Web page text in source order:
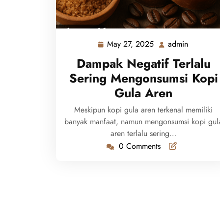
May 27, 2025 May
27,
2025
admin
Dampak Negatif Terlalu
Sering Mengonsumsi Kopi
Gula Aren
Meskipun kopi gula aren terkenal memiliki
banyak manfaat, namun mengonsumsi kopi
aren terlalu sering…
0 Comments